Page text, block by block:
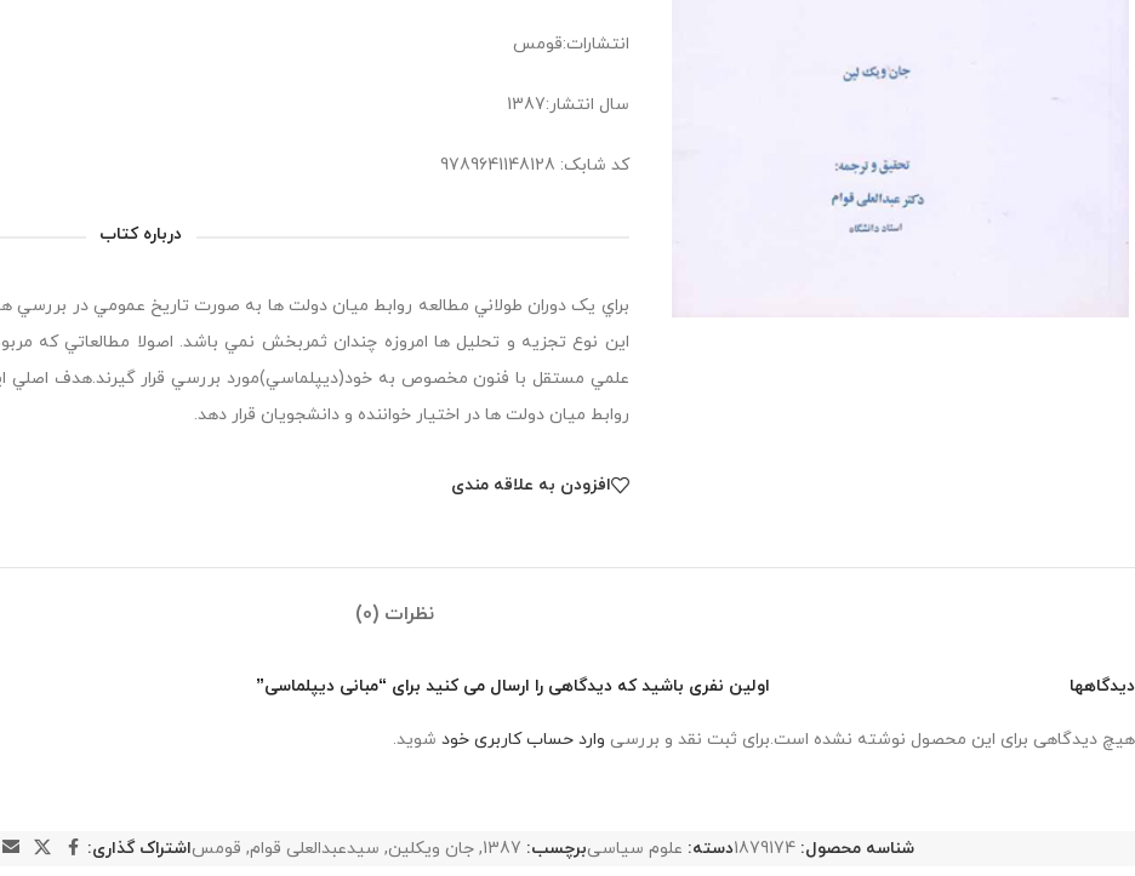
انتشارات:قومس
سال انتشار:1387
کد شابک: 9789641148128
درباره کتاب
براي يک دوران طولاني مطالعه روابط ميان دولت ها به صورت تاريخ عمومي در بررسي
اين نوع تجزيه و تحليل ها امروزه چندان ثمربخش نمي باشد. اصولا مطالعاتي
علمي مستقل با فنون مخصوص به خود(ديپلماسي)مورد بررسي قرار گيرند.هدف اصلي
روابط ميان دولت ها در اختيار خواننده و دانشجويان قرار دهد.
افزودن به علاقه مندی
نظرات (0)
دیدگاهها
هیچ دیدگاهی برای این محصول نوشته نشده است.
اولین نفری باشید که دیدگاهی را ارسال می کنید برای “مبانی دیپلماسی”
برای ثبت نقد و بررسی وارد حساب کاربری خود شوید.
شناسه محصول: 1879174دسته: علوم سیاسیبرچسب: 1387
, جان ویکلین, سیدعبدالعلی قوام, قومساشتراک گذاری: